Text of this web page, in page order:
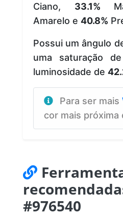
Ciano, 33.1%
Amarelo e 40.8%
Possui um ângulo
uma saturação de
luminosidade de
Para ser mais
cor mais próxima
#976540